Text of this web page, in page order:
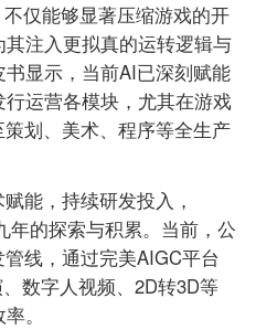
仅能够显著压缩游戏的开
注入更拟真的运转逻辑与
显示，当前AI已深刻赋能
运营各模块，尤其在游戏
划、美术、程序等全生产
能，持续研发投入，
年的探索与积累。当前，公
线，通过完美AIGC平台
数字人视频、2D转3D等
。